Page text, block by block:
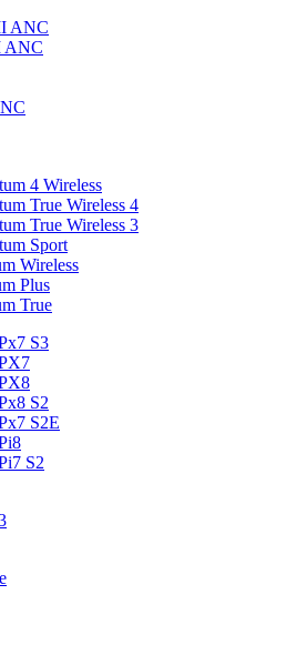
ANC
ANC
4 Wireless
True Wireless 4
True Wireless 3
Sport
Wireless
Plus
True
S3
S2
S2E
S2